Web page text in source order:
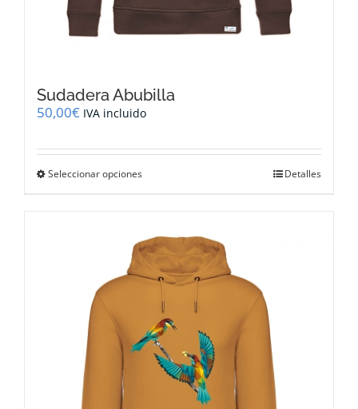
Sudadera Abubilla
50,00€ IVA incluido
Seleccionar opciones
variantes.
Las
opciones
se
pueden
elegir
en
la
página
producto
Detalles